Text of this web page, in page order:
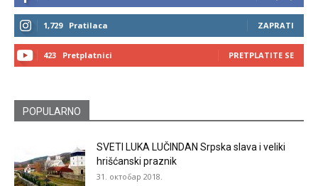
1,729 Pratilaca ZAPRATI
423 Pretplatnici PRETPLATITE SE
POPULARNO
SVETI LUKA LUČINDAN Srpska slava i veliki
hrišćanski praznik
31. октобар 2018.